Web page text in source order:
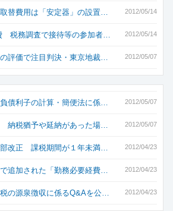
2012/05/14
替費用は「安定器」の設置…
2012/05/14
税務調査で接待等の参加者…
2012/05/07
の評価で注目判決・東京地裁…
2012/05/07
債利子の計算・簡便法に係…
2012/05/07
納税猶予や延納があった場…
2012/04/23
部改正 課税期間が１年未満…
2012/04/23
追加された「勤務必要経費…
2012/04/23
の源泉徴収に係るQ&Aを公…